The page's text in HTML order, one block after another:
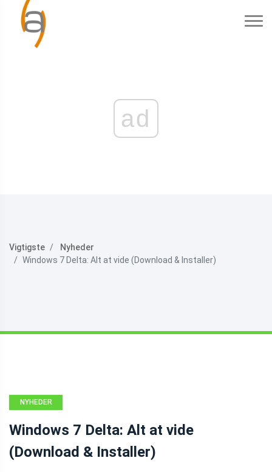
ad
Vigtigste
Nyheder
Windows 7 Delta: Alt at vide (Download & Installer)
NYHEDER
Windows 7 Delta: Alt at vide
(Download & Installer)